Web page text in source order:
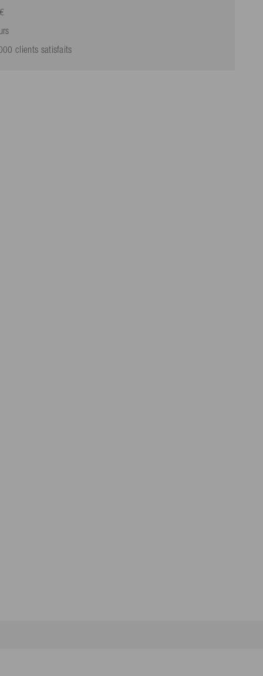
clients satisfaits